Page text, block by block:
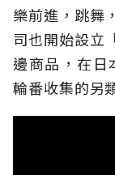
樂前進，跳舞
司也開始設立
邊商品，在日
輪番收集的另